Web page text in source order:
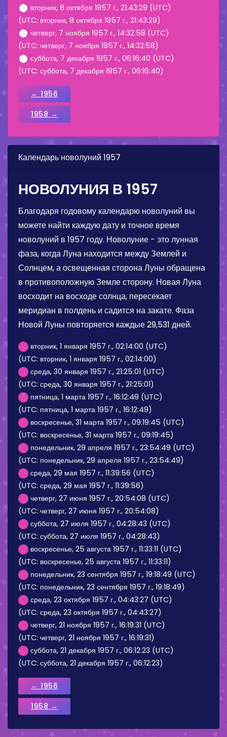
вторник, 8 октября 1957 г., 21:43:29 (UTC)
(UTC: вторник, 8 октября 1957 г., 21:43:29)
четверг, 7 ноября 1957 г., 14:32:58 (UTC)
(UTC: четверг, 7 ноября 1957 г., 14:32:58)
суббота, 7 декабря 1957 г., 06:16:40 (UTC)
(UTC: суббота, 7 декабря 1957 г., 06:16:40)
← 1956
1958 →
Календарь новолуний 1957
НОВОЛУНИЯ В 1957
Благодаря годовому календарю новолуний вы
можете найти каждую дату и точное время
новолуний в 1957 году. Новолуние - это лунная
фаза, когда Луна находится между Землей и
Солнцем, а освещенная сторона Луны обращена
в противоположную Земле сторону. Новая Луна
восходит на восходе солнца, пересекает
меридиан в полдень и садится на закате. Фаза
Новой Луны повторяется каждые 29,531 дней.
вторник, 1 января 1957 г., 02:14:00 (UTC)
(UTC: вторник, 1 января 1957 г., 02:14:00)
среда, 30 января 1957 г., 21:25:01 (UTC)
(UTC: среда, 30 января 1957 г., 21:25:01)
пятница, 1 марта 1957 г., 16:12:49 (UTC)
(UTC: пятница, 1 марта 1957 г., 16:12:49)
воскресенье, 31 марта 1957 г., 09:19:45 (UTC)
(UTC: воскресенье, 31 марта 1957 г., 09:19:45)
понедельник, 29 апреля 1957 г., 23:54:49 (UTC)
(UTC: понедельник, 29 апреля 1957 г., 23:54:49)
среда, 29 мая 1957 г., 11:39:56 (UTC)
(UTC: среда, 29 мая 1957 г., 11:39:56)
четверг, 27 июня 1957 г., 20:54:08 (UTC)
(UTC: четверг, 27 июня 1957 г., 20:54:08)
суббота, 27 июля 1957 г., 04:28:43 (UTC)
(UTC: суббота, 27 июля 1957 г., 04:28:43)
воскресенье, 25 августа 1957 г., 11:33:11 (UTC)
(UTC: воскресенье, 25 августа 1957 г., 11:33:11)
понедельник, 23 сентября 1957 г., 19:18:49 (UTC)
(UTC: понедельник, 23 сентября 1957 г., 19:18:49)
среда, 23 октября 1957 г., 04:43:27 (UTC)
(UTC: среда, 23 октября 1957 г., 04:43:27)
четверг, 21 ноября 1957 г., 16:19:31 (UTC)
(UTC: четверг, 21 ноября 1957 г., 16:19:31)
суббота, 21 декабря 1957 г., 06:12:23 (UTC)
(UTC: суббота, 21 декабря 1957 г., 06:12:23)
← 1956
1958 →